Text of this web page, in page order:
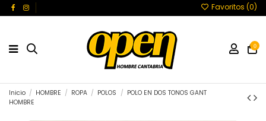
Favoritos (0)
0
Inicio HOMBRE ROPA POLOS
POLO EN DOS TONOS GANT
HOMBRE